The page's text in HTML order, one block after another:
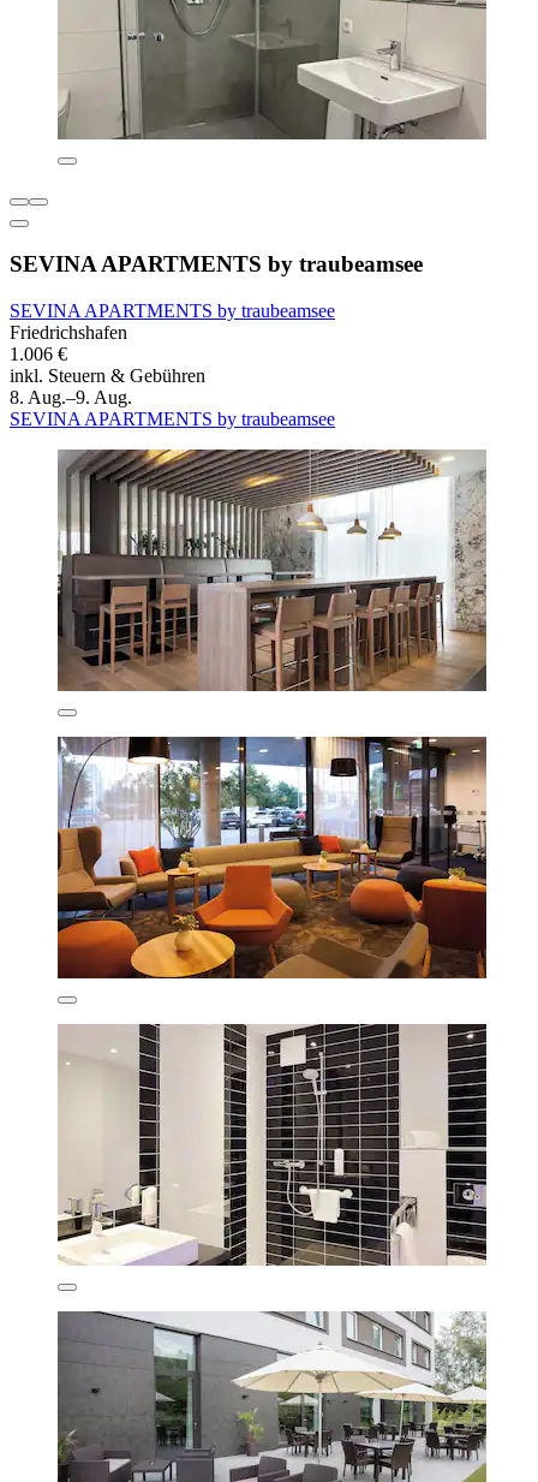
SEVINA APARTMENTS by traubeamsee
SEVINA APARTMENTS by traubeamsee
Friedrichshafen
1.006 €
inkl. Steuern & Gebühren
8. Aug.–9. Aug.
SEVINA APARTMENTS by traubeamsee